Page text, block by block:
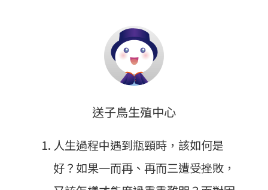
送子鳥生殖中心
人生過程中遇到瓶頸時，該如何是
好？如果一而再、再而三遭受挫敗，